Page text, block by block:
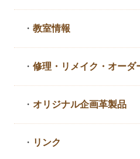
・教室情報
・修理・リメイク・ オーダ
・ オリジナル企画革製品
・ リンク